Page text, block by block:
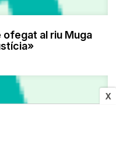
X
al riu Muga